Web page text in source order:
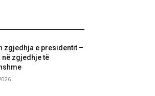
zgjedhja e presidentit –
në zgjedhje të